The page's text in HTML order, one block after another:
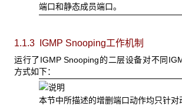
端口和静态成员端口。
1.1.3 IGMP Snooping工作机制
运行了IGMP Snooping的二层设备对不同
方式如下：
本节中所描述的增删端口动作均只针对